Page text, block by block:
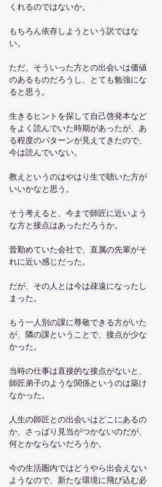
くれるのではないか。
もちろん依存しようという訳ではな
い。
ただ、そういった方との出会いは価値
のあるものだろうし、とても勉強にな
ると思う。
生きるヒントを探して自己啓発本など
をよく読んでいた時期があったが、あ
る程度のパターンが見えてきたので、
今は読んでいない。
教えというのはやはり生で聴いた方が
いいかなと思う。
そう考えると、今まで師匠に近いよう
な方と接点はあっただろうか。
昔勤めていた会社で、直属の先輩がそ
れに近い感じだった。
だが、その人とは今は疎遠になったし
まった。
もう一人別の課に尊敬できる方がいた
が、隣の課ということで、接点が少な
かった。
当時の仕事は直接的な接点がないと、
師匠弟子のような関係というのは築け
なかった。
人生の師匠との出会いはどこにあるの
か、さっぱり見当がつかないのだが、
何とかならないだろうか。
今の生活圏内ではどうやら出会えない
ようなので、新たな環境に飛び込む必